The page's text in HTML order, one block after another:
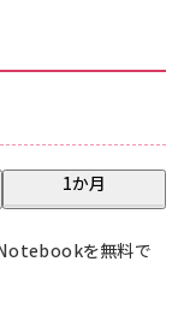
1か月
を無料で